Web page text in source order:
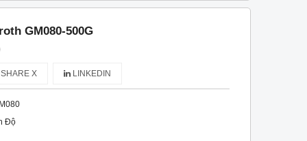
GM080-500G
SHARE X LINKEDIN
Độ